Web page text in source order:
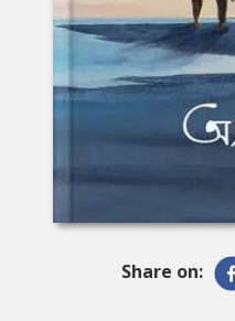
Share on: